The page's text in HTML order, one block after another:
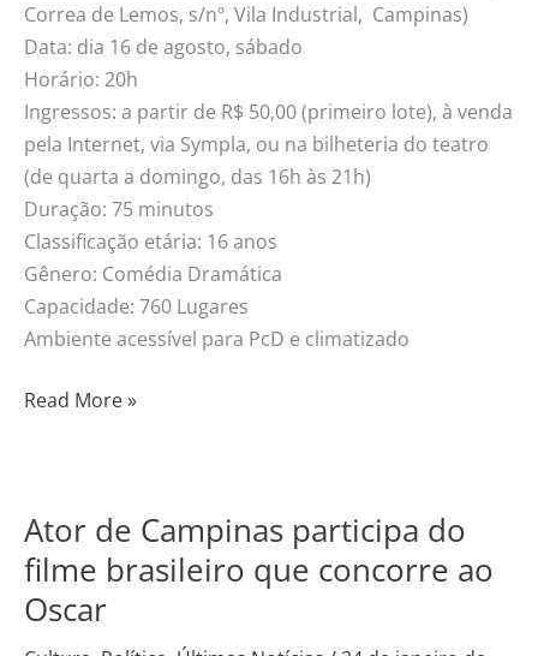
Correa de Lemos, s/nº, Vila Industrial, Campinas)
Data: dia 16 de agosto, sábado
Horário: 20h
Ingressos: a partir de R$ 50,00 (primeiro lote), à venda
pela Internet, via Sympla, ou na bilheteria do teatro
(de quarta a domingo, das 16h às 21h)
Duração: 75 minutos
Classificação etária: 16 anos
Gênero: Comédia Dramática
Capacidade: 760 Lugares
Ambiente acessível para PcD e climatizado
Read More »
Ator de Campinas participa do
filme brasileiro que concorre ao
Oscar
Ator
de
Campinas
participa